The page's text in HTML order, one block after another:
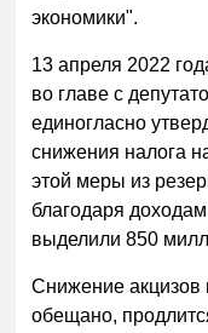
экономики".
13 апреля 2022
во главе с
единогласно
снижения налога
этой меры из
благодаря
выделили 850
Снижение акцизов
обещано,